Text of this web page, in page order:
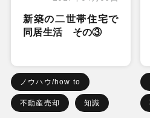
新築の二世帯住宅で
同居生活 その③
ノウハウ/how to
不動産売却 知識